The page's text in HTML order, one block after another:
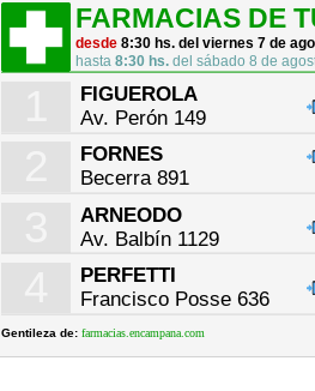
FARMACIAS DE
desde 8:30 hs. del viernes 7 de
hasta 8:30 hs.del sábado 8 de
FIGUEROLA
Av. Perón 149
FORNES
Becerra 891
ARNEODO
Av. Balbín 1129
PERFETTI
Francisco Posse 636
Gentileza de: farmacias.encampana.com